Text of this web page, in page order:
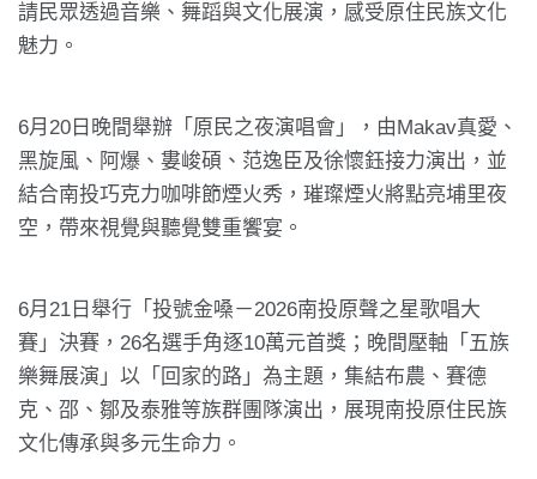
請民眾透過音樂、舞蹈與文化展演，感受原住民族文化
魅力。
6月20日晚間舉辦「原民之夜演唱會」，由Makav真愛、
黑旋風、阿爆、婁峻碩、范逸臣及徐懷鈺接力演出，並
結合南投巧克力咖啡節煙火秀，璀璨煙火將點亮埔里夜
空，帶來視覺與聽覺雙重饗宴。
6月21日舉行「投號金嗓－2026南投原聲之星歌唱大
賽」決賽，26名選手角逐10萬元首獎；晚間壓軸「五族
樂舞展演」以「回家的路」為主題，集結布農、賽德
克、邵、鄒及泰雅等族群團隊演出，展現南投原住民族
文化傳承與多元生命力。